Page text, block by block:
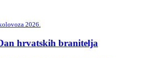
2026.
hrvatskih branitelja